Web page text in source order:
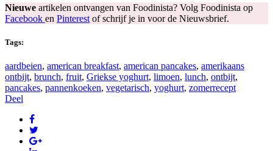
Nieuwe artikelen ontvangen van Foodinista? Volg Foodinista op
Facebook en Pinterest of schrijf je in voor de Nieuwsbrief.
Tags:
aardbeien, american breakfast, american pancakes, amerikaans
ontbijt, brunch, fruit, Griekse yoghurt, limoen, lunch, ontbijt,
pancakes, pannenkoeken, vegetarisch, yoghurt, zomerrecept
Deel